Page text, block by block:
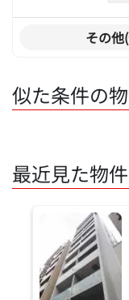
その他
似た条件の
最近見た物件